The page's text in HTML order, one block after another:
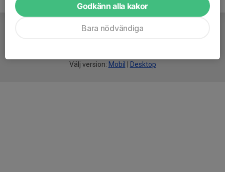
Välj version: Mobil Desktop
Godkänn alla kakor
Bara nödvändiga